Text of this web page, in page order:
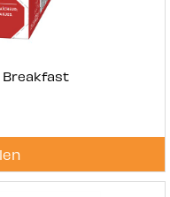
Breakfast